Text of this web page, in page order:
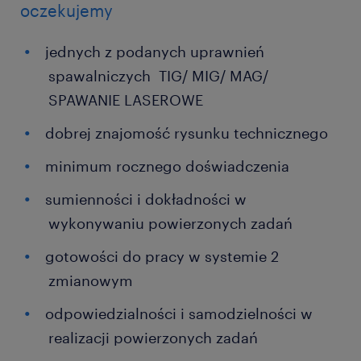
oczekujemy
jednych z podanych uprawnień
spawalniczych TIG/ MIG/ MAG/
SPAWANIE LASEROWE
dobrej znajomość rysunku technicznego
minimum rocznego doświadczenia
sumienności i dokładności w
wykonywaniu powierzonych zadań
gotowości do pracy w systemie 2
zmianowym
odpowiedzialności i samodzielności w
realizacji powierzonych zadań